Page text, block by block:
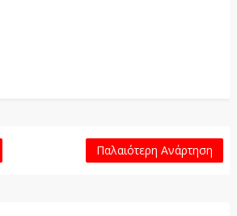
Παλαιότερη Ανάρτηση